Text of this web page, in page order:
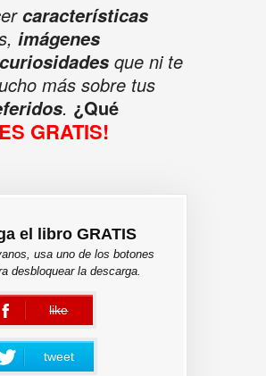
características
imágenes
curiosidadesque ni te
más sobre tus
. ¿Qué
GRATIS!
el libro GRATIS
usa uno de los botones
desbloquear la descarga.
like
error
tweet